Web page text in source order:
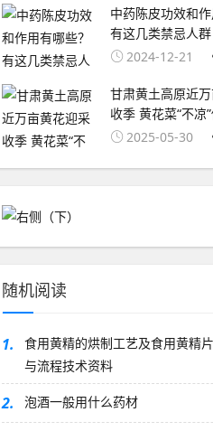
中药陈皮功效和作
有这几类禁忌人群
2024-12-21
甘肃黄土高原近
收季 黄花菜“不凉
2025-05-30
随机阅读
1.
食用黄精的烘制工艺及食用黄精
与流程技术资料
2. 泡酒一般用什么药材